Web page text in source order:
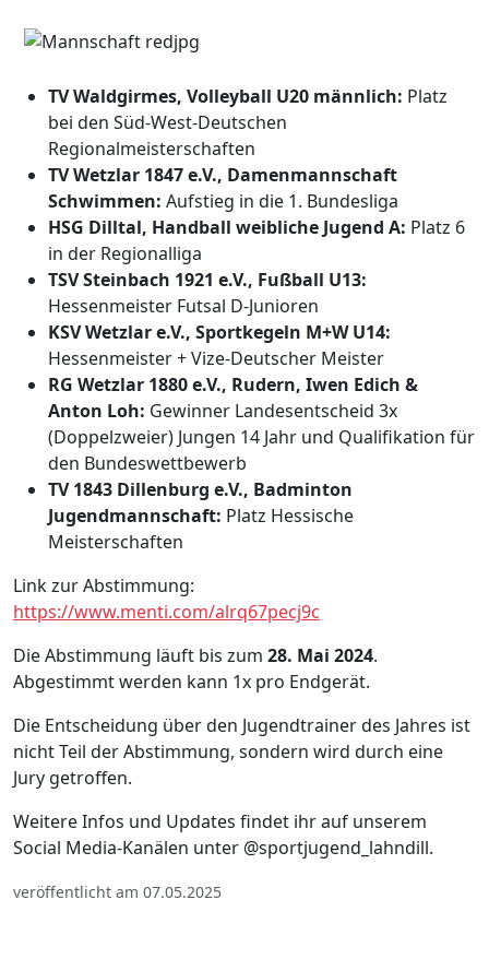
TV Waldgirmes, Volleyball U20 männlich: Platz
bei den Süd-West-Deutschen
Regionalmeisterschaften
TV Wetzlar 1847 e.V., Damenmannschaft
Schwimmen: Aufstieg in die 1. Bundesliga
HSG Dilltal, Handball weibliche Jugend A: Platz 6
in der Regionalliga
TSV Steinbach 1921 e.V., Fußball U13:
Hessenmeister Futsal D-Junioren
KSV Wetzlar e.V., Sportkegeln M+W U14:
Hessenmeister + Vize-Deutscher Meister
RG Wetzlar 1880 e.V., Rudern, Iwen Edich &
Anton Loh: Gewinner Landesentscheid 3x
(Doppelzweier) Jungen 14 Jahr und Qualifikation für
den Bundeswettbewerb
TV 1843 Dillenburg e.V., Badminton
Jugendmannschaft: Platz Hessische
Meisterschaften
Link zur Abstimmung:
https://www.menti.com/alrq67pecj9c
Die Abstimmung läuft bis zum 28. Mai 2024.
Abgestimmt werden kann 1x pro Endgerät.
Die Entscheidung über den Jugendtrainer des Jahres ist
nicht Teil der Abstimmung, sondern wird durch eine
Jury getroffen.
Weitere Infos und Updates findet ihr auf unserem
Social Media-Kanälen unter @sportjugend_lahndill.
veröffentlicht am 07.05.2025